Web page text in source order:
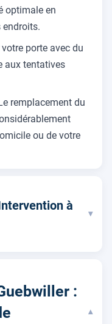
optimale en
porte avec du
aux tentatives
remplacement du
ou de votre
à
▾
:
▾